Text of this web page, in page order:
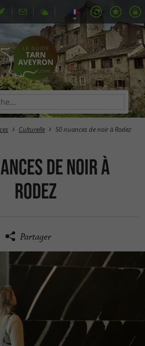
Culturelle 50 nuances de noir à Rodez
de noir à
Rodez
Partager